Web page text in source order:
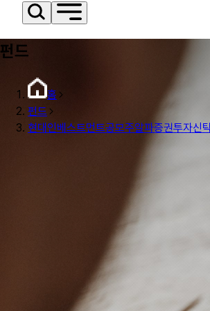
펀드
홈
펀드
현대인베스트먼트공모주알파증권투자신